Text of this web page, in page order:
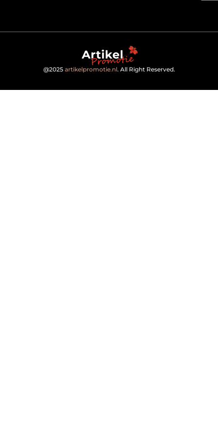
@2025 artikelpromotie.nl. All Right Reserved.